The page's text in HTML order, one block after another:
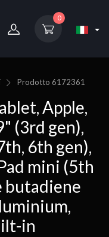
0
Prodotto 6172361
Apple,
(3rd gen),
6th gen),
mini (5th
butadiene
in